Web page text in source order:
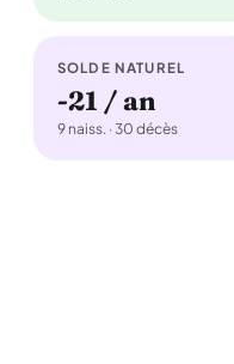
SOLDE NATUREL
-21 / an
9 naiss. · 30 décès